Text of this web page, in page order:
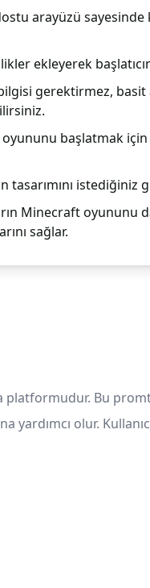
arayüzü sayesinde
ekleyerek
gerektirmez, basit
başlatmak
tasarımını
Minecraft oyununu
sağlar.
Bu
yardımcı olur.